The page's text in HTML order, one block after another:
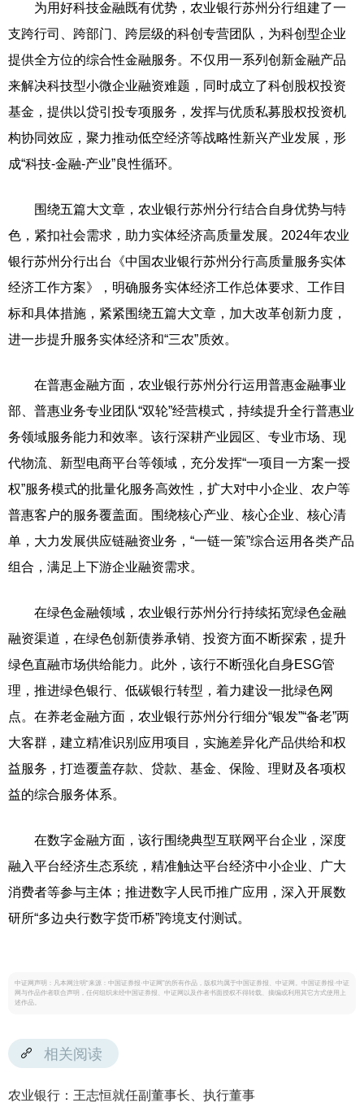
为用好科技金融既有优势，农业银行苏州分行组建了一
支跨行司、跨部门、跨层级的科创专营团队，为科创型企业
提供全方位的综合性金融服务。不仅用一系列创新金融产品
来解决科技型小微企业融资难题，同时成立了科创股权投资
基金，提供以贷引投专项服务，发挥与优质私募股权投资机
构协同效应，聚力推动低空经济等战略性新兴产业发展，形
成“科技-金融-产业”良性循环。
围绕五篇大文章，农业银行苏州分行结合自身优势与特
色，紧扣社会需求，助力实体经济高质量发展。2024年农业
银行苏州分行出台《中国农业银行苏州分行高质量服务实体
经济工作方案》，明确服务实体经济工作总体要求、工作目
标和具体措施，紧紧围绕五篇大文章，加大改革创新力度，
进一步提升服务实体经济和“三农”质效。
在普惠金融方面，农业银行苏州分行运用普惠金融事业
部、普惠业务专业团队“双轮”经营模式，持续提升全行普惠业
务领域服务能力和效率。该行深耕产业园区、专业市场、现
代物流、新型电商平台等领域，充分发挥“一项目一方案一授
权”服务模式的批量化服务高效性，扩大对中小企业、农户等
普惠客户的服务覆盖面。围绕核心产业、核心企业、核心清
单，大力发展供应链融资业务，“一链一策”综合运用各类产品
组合，满足上下游企业融资需求。
在绿色金融领域，农业银行苏州分行持续拓宽绿色金融
融资渠道，在绿色创新债券承销、投资方面不断探索，提升
绿色直融市场供给能力。此外，该行不断强化自身ESG管
理，推进绿色银行、低碳银行转型，着力建设一批绿色网
点。在养老金融方面，农业银行苏州分行细分“银发”“备老”两
大客群，建立精准识别应用项目，实施差异化产品供给和权
益服务，打造覆盖存款、贷款、基金、保险、理财及各项权
益的综合服务体系。
在数字金融方面，该行围绕典型互联网平台企业，深度
融入平台经济生态系统，精准触达平台经济中小企业、广大
消费者等参与主体；推进数字人民币推广应用，深入开展数
研所“多边央行数字货币桥”跨境支付测试。
中证网声明：凡本网注明“来源：中国证券报·中证网”的所有作品，版权均属于中国证券报、中证网。中国证券报·中证
网与作品作者联合声明，任何组织未经中国证券报、中证网以及作者书面授权不得转载、摘编或利用其它方式使用上
述作品。
相关阅读
农业银行：王志恒就任副董事长、执行董事